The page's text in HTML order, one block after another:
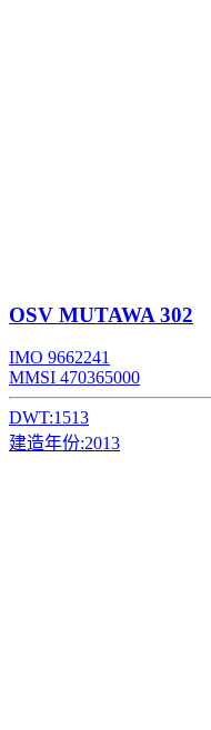
OSV MUTAWA 302
IMO 9662241
MMSI 470365000
DWT:1513
建造年份:2013